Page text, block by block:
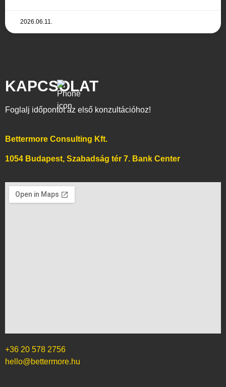
2026.06.11.
KAPCSOLAT
Foglalj időpontot az első konzultációhoz!
Bettermore Consulting Kft.
1054 Budapest, Szabadság tér 7. Bank Center
+36 20 578 2756
hello@bettermore.hu